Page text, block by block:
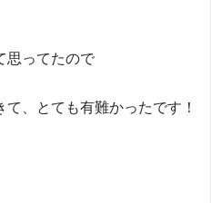
思ってたので
、とても有難かったです！